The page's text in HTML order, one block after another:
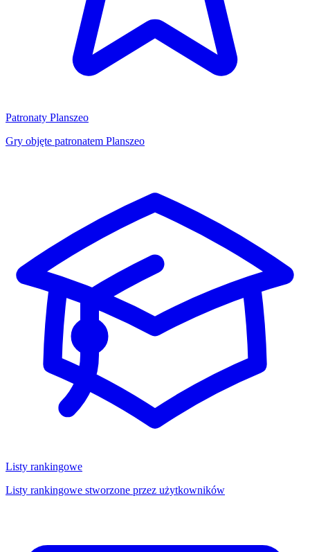
Patronaty Planszeo
Gry objęte patronatem Planszeo
Listy rankingowe
Listy rankingowe stworzone przez użytkowników